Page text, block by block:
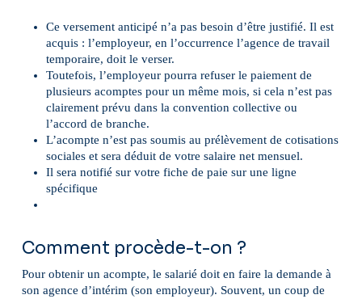
Ce versement anticipé n’a pas besoin d’être justifié. Il est
acquis : l’employeur, en l’occurrence l’agence de travail
temporaire, doit le verser.
Toutefois, l’employeur pourra refuser le paiement de
plusieurs acomptes pour un même mois, si cela n’est pas
clairement prévu dans la convention collective ou
l’accord de branche.
L’acompte n’est pas soumis au prélèvement de cotisations
sociales et sera déduit de votre salaire net mensuel.
Il sera notifié sur votre fiche de paie sur une ligne
spécifique
Comment procède-t-on ?
Pour obtenir un acompte, le salarié doit en faire la demande à
son agence d’intérim (son employeur). Souvent, un coup de